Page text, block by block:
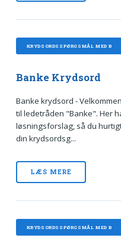
KRYDSORDSSPØRGSMÅL MED B
Banke Krydsord
Banke krydsord -
til ledetråden "Banke". Her
løsningsforslag, så du
din krydsordsg...
LÆS MERE
KRYDSORDSSPØRGSMÅL MED B